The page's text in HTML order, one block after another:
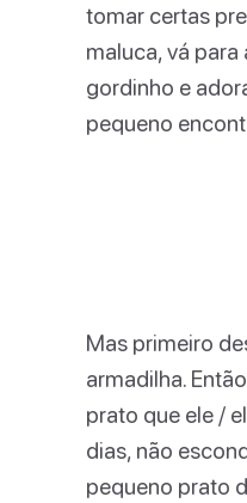
tomar certas
maluca, vá
gordinho e
pequeno
Mas primeiro
armadilha.
prato que ele /
dias, não
pequeno prato